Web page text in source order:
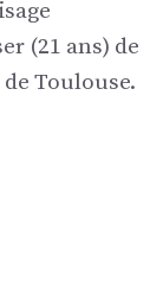
(21 ans) de
Toulouse.